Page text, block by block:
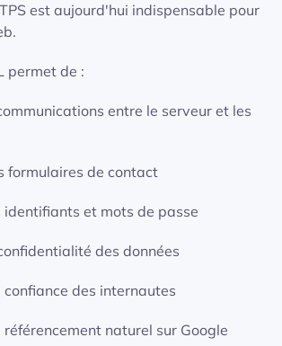
est aujourd'hui indispensable pour
permet de :
entre le serveur et les
formulaires de contact
identifiants et mots de passe
des données
confiance des internautes
naturel sur Google